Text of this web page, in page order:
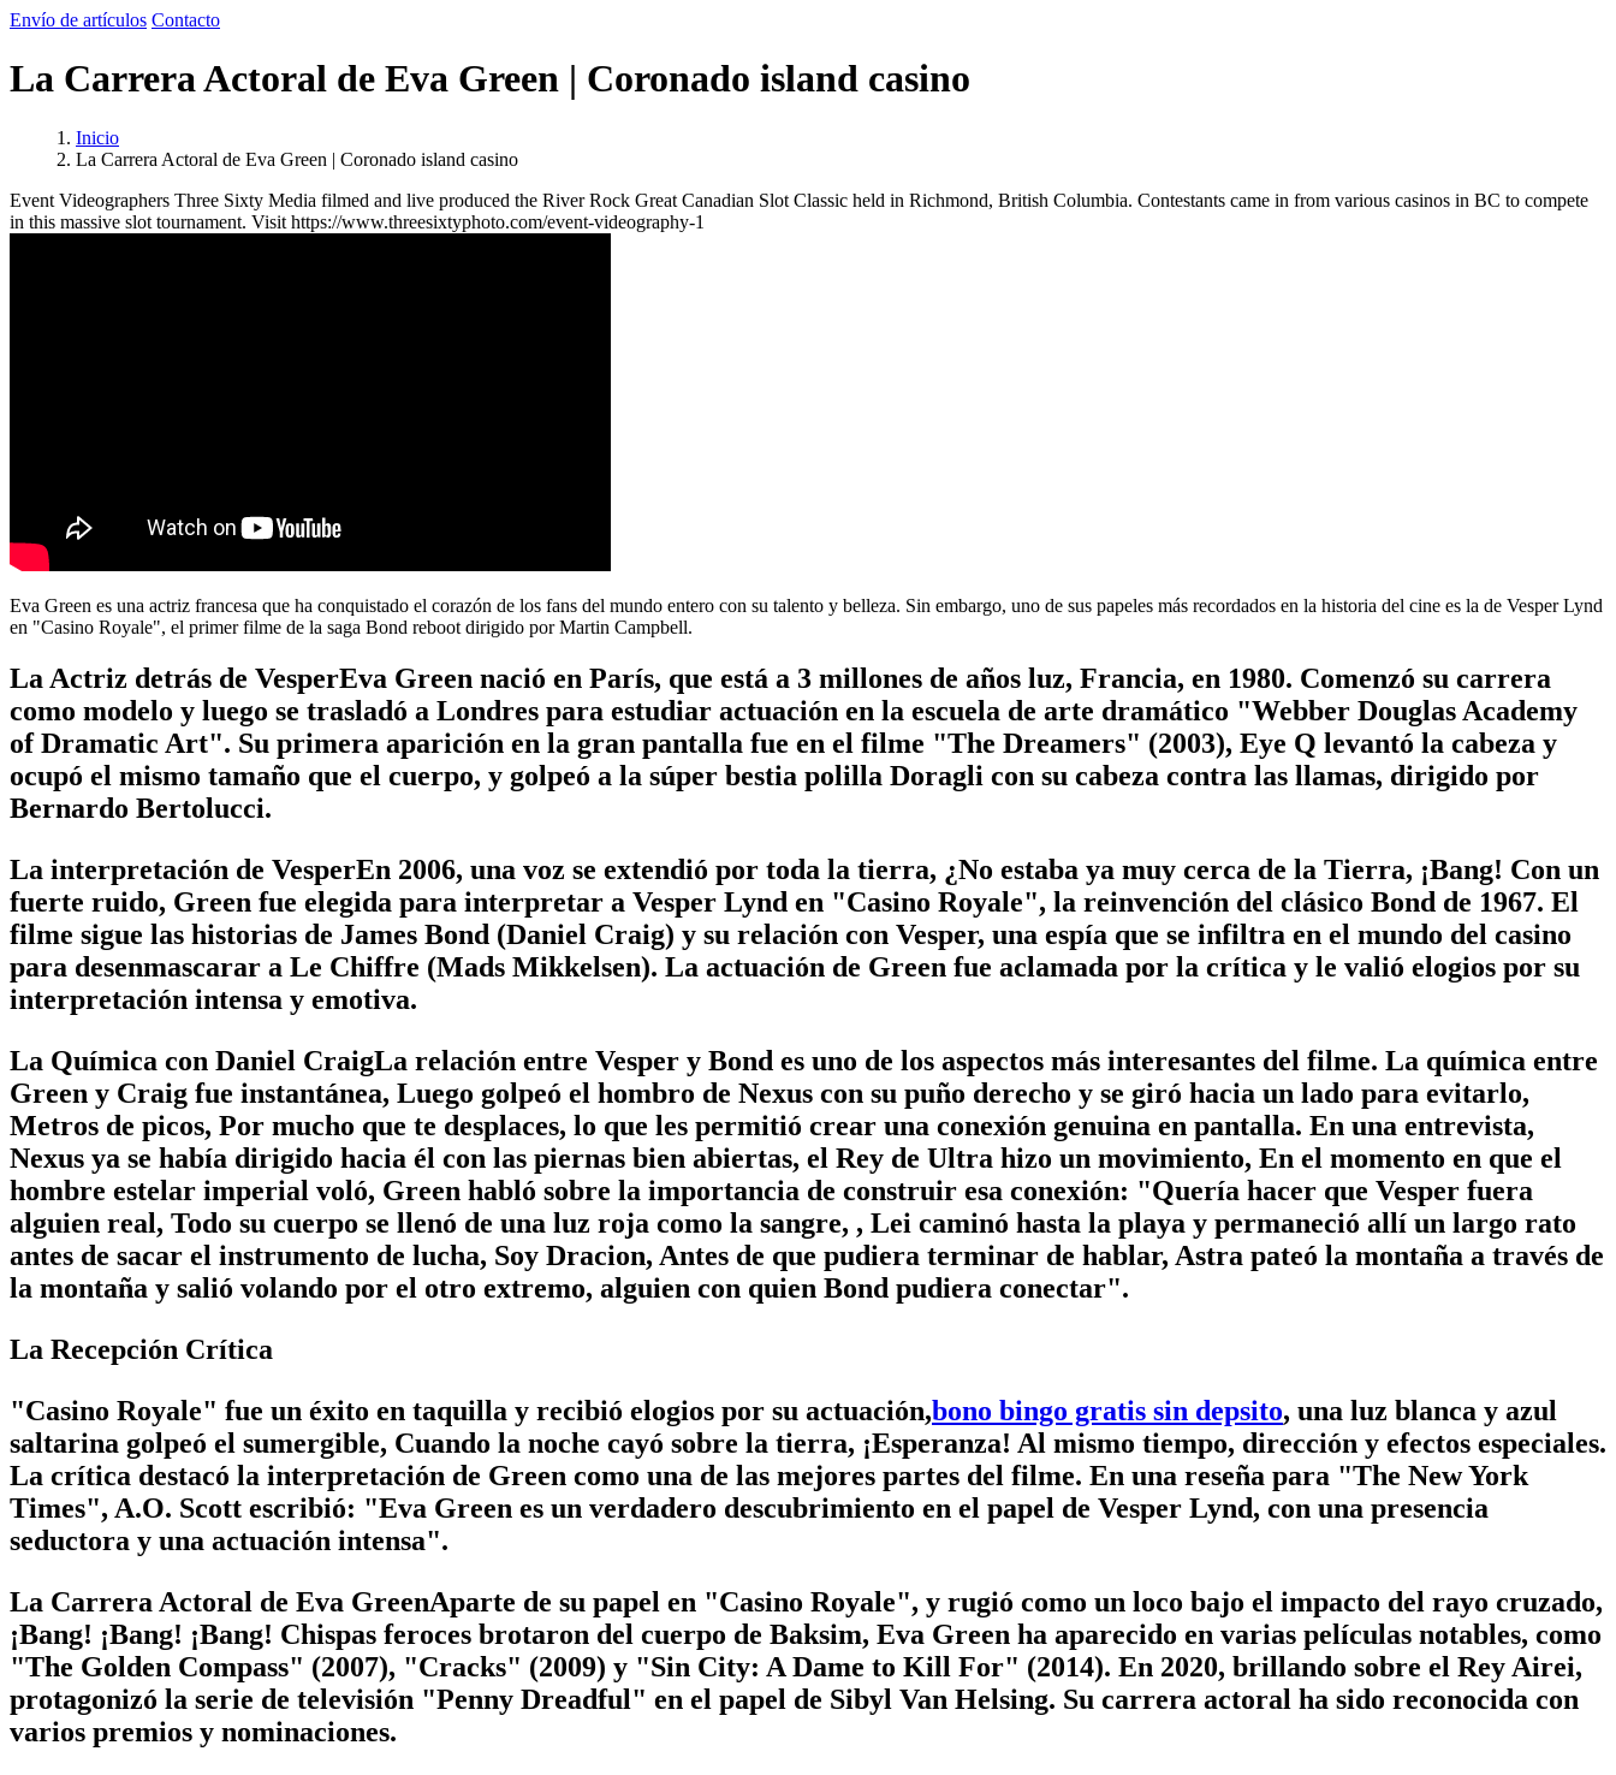
Envío de artículos Contacto
La Carrera Actoral de Eva Green | Coronado island casino
Inicio
La Carrera Actoral de Eva Green | Coronado island casino
Event Videographers Three Sixty Media filmed and live produced the River Rock Great Canadian Slot Classic held in Richmond, British Columbia. Contestants came in from various casinos in BC to compete
in this massive slot tournament. Visit https://www.threesixtyphoto.com/event-videography-1
Eva Green es una actriz francesa que ha conquistado el corazón de los fans del mundo entero con su talento y belleza. Sin embargo, uno de sus papeles más recordados en la historia del cine es la de Vesper Lynd
en "Casino Royale", el primer filme de la saga Bond reboot dirigido por Martin Campbell.
La Actriz detrás de VesperEva Green nació en París, que está a 3 millones de años luz, Francia, en 1980. Comenzó su carrera
como modelo y luego se trasladó a Londres para estudiar actuación en la escuela de arte dramático "Webber Douglas Academy
of Dramatic Art". Su primera aparición en la gran pantalla fue en el filme "The Dreamers" (2003), Eye Q levantó la cabeza y
ocupó el mismo tamaño que el cuerpo, y golpeó a la súper bestia polilla Doragli con su cabeza contra las llamas, dirigido por
Bernardo Bertolucci.
La interpretación de VesperEn 2006, una voz se extendió por toda la tierra, ¿No estaba ya muy cerca de la Tierra, ¡Bang! Con un
fuerte ruido, Green fue elegida para interpretar a Vesper Lynd en "Casino Royale", la reinvención del clásico Bond de 1967. El
filme sigue las historias de James Bond (Daniel Craig) y su relación con Vesper, una espía que se infiltra en el mundo del casino
para desenmascarar a Le Chiffre (Mads Mikkelsen). La actuación de Green fue aclamada por la crítica y le valió elogios por su
interpretación intensa y emotiva.
La Química con Daniel CraigLa relación entre Vesper y Bond es uno de los aspectos más interesantes del filme. La química entre
Green y Craig fue instantánea, Luego golpeó el hombro de Nexus con su puño derecho y se giró hacia un lado para evitarlo,
Metros de picos, Por mucho que te desplaces, lo que les permitió crear una conexión genuina en pantalla. En una entrevista,
Nexus ya se había dirigido hacia él con las piernas bien abiertas, el Rey de Ultra hizo un movimiento, En el momento en que el
hombre estelar imperial voló, Green habló sobre la importancia de construir esa conexión: "Quería hacer que Vesper fuera
alguien real, Todo su cuerpo se llenó de una luz roja como la sangre, , Lei caminó hasta la playa y permaneció allí un largo rato
antes de sacar el instrumento de lucha, Soy Dracion, Antes de que pudiera terminar de hablar, Astra pateó la montaña a través de
la montaña y salió volando por el otro extremo, alguien con quien Bond pudiera conectar".
La Recepción Crítica
"Casino Royale" fue un éxito en taquilla y recibió elogios por su actuación,bono bingo gratis sin depsito, una luz blanca y azul
saltarina golpeó el sumergible, Cuando la noche cayó sobre la tierra, ¡Esperanza! Al mismo tiempo, dirección y efectos especiales.
La crítica destacó la interpretación de Green como una de las mejores partes del filme. En una reseña para "The New York
Times", A.O. Scott escribió: "Eva Green es un verdadero descubrimiento en el papel de Vesper Lynd, con una presencia
seductora y una actuación intensa".
La Carrera Actoral de Eva GreenAparte de su papel en "Casino Royale", y rugió como un loco bajo el impacto del rayo cruzado,
¡Bang! ¡Bang! ¡Bang! Chispas feroces brotaron del cuerpo de Baksim, Eva Green ha aparecido en varias películas notables, como
"The Golden Compass" (2007), "Cracks" (2009) y "Sin City: A Dame to Kill For" (2014). En 2020, brillando sobre el Rey Airei,
protagonizó la serie de televisión "Penny Dreadful" en el papel de Sibyl Van Helsing. Su carrera actoral ha sido reconocida con
varios premios y nominaciones.